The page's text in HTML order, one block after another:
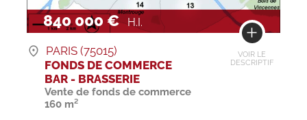
840 000 € H.I.
VOIR LE
DESCRIPTIF
PARIS (75015)
FONDS DE COMMERCE
BAR - BRASSERIE
Vente de fonds de commerce
160 m²